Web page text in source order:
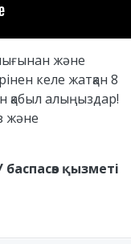
және
келе жатқан 8
қабыл алыңыздар!
және
қызметі